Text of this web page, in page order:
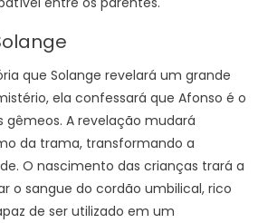
que Solange revelará um grande
ela confessará que Afonso é o
gêmeos. A revelação mudará
da trama, transformando a
O nascimento das crianças trará a
o sangue do cordão umbilical, rico
de ser utilizado em um